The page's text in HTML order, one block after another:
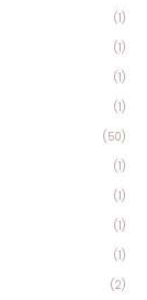
(1)
(1)
(1)
(1)
(50)
(1)
(1)
(1)
(1)
(2)